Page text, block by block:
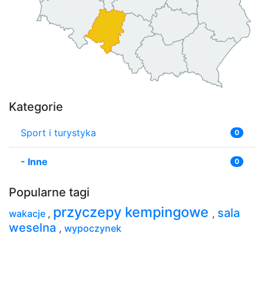
Kategorie
Sport i turystyka 0
- Inne 0
Popularne tagi
wakacje , przyczepy kempingowe , sala
weselna , wypoczynek